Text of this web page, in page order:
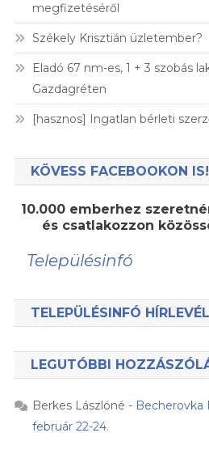
megfizetéséről
Székely Krisztián üzletember?
Eladó 67 nm-es, 1 + 3 szobás
Gazdagréten
[hasznos] Ingatlan bérleti
KÖVESS FACEBOOKON IS!
10.000 emberhez
és csatlakozzon
Településinfó
TELEPÜLÉSINFÓ HÍRLEVÉL
LEGUTÓBBI
Berkes Lászlóné - Becherovka
február 22-24.